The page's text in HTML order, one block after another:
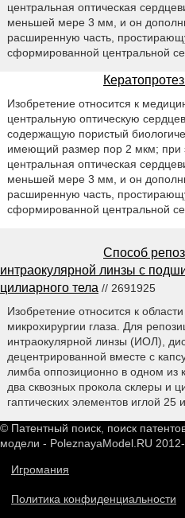
центральная оптическая
меньшей мере 3 мм, и он
расширенную часть,
сформированной центральной
Изобретение относится к
центральную оптическую
содержащую пористый
имеющий размер пор 2 мкм; при
центральная оптическая
меньшей мере 3 мм, и он
расширенную часть,
сформированной центральной
Способ
интраокулярной линзы с
цилиарного тела // 2691925
Изобретение относится к
микрохирургии глаза. Для
интраокулярной линзы (ИОЛ),
децентрированной вместе с
лимба оппозиционно в одном из
два сквозных прокола склеры и
гаптических элементов иглой 25
© Патентный поиск, поиск
модели - PoleznayaModel.RU
Игромания
Политика конфиденциальности